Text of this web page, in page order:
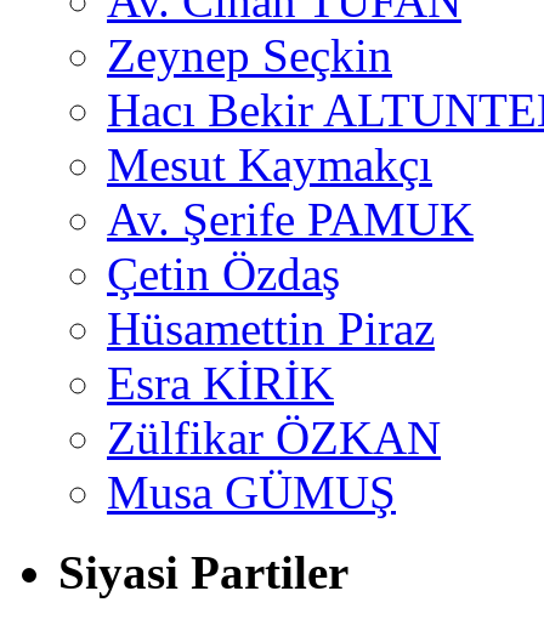
Zeynep Seçkin
Hacı Bekir
Mesut Kaymakçı
Av. Şerife PAMUK
Çetin Özdaş
Hüsamettin Piraz
Esra KİRİK
Zülfikar ÖZKAN
Musa GÜMUŞ
Siyasi Partiler